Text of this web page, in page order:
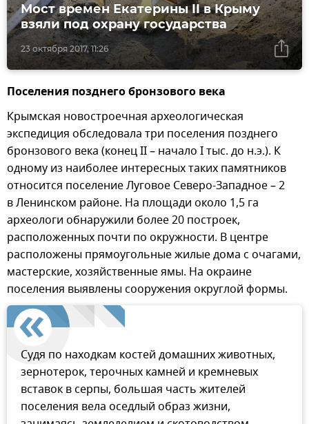
23 октября 2017, 11:26
Мост времен Екатерины II в Крыму
взяли под охрану государства
Поселения позднего бронзового века
Крымская новостроечная археологическая
экспедиция обследовала три поселения позднего
бронзового века (конец II – начало I тыс. до н.э.). К
одному из наиболее интересных таких памятников
относится поселение Луговое Северо-Западное – 2
в Ленинском районе. На площади около 1,5 га
археологи обнаружили более 20 построек,
расположенных почти по окружности. В центре
расположены прямоугольные жилые дома с очагами,
мастерские, хозяйственные ямы. На окраине
поселения выявлены сооружения округлой формы.
Судя по находкам костей домашних животных,
зернотерок, терочных камней и кремневых
вставок в серпы, большая часть жителей
поселения вела оседлый образ жизни,